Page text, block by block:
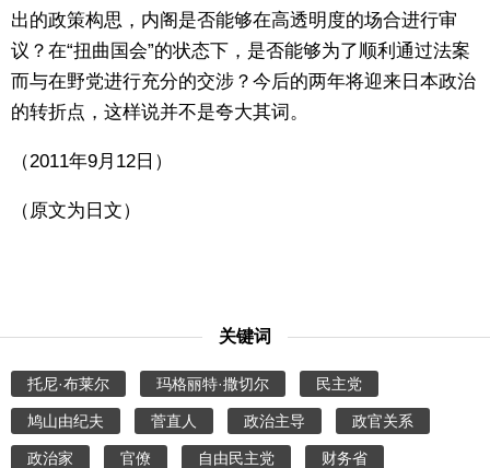
出的政策构思，内阁是否能够在高透明度的场合进行审
议？在“扭曲国会”的状态下，是否能够为了顺利通过法案
而与在野党进行充分的交涉？今后的两年将迎来日本政治
的转折点，这样说并不是夸大其词。
（2011年9月12日）
（原文为日文）
关键词
托尼·布莱尔 玛格丽特·撒切尔 民主党
鸠山由纪夫 菅直人 政治主导 政官关系
政治家 官僚 自由民主党 财务省